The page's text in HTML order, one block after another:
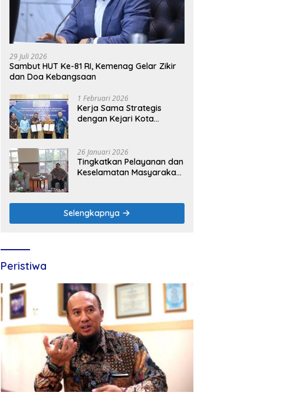
29 Juli 2026
Sambut HUT Ke-81 RI, Kemenag Gelar Zikir
dan Doa Kebangsaan
1 Februari 2026
Kerja Sama Strategis
dengan Kejari Kota
Green Enabler di Jawa
Timur
26 Januari 2026
Tingkatkan Pelayanan dan
Keselamatan Masyarakat,
Polres Nganjuk
Selengkapnya
Peristiwa